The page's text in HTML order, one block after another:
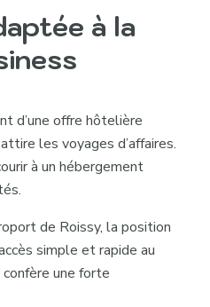
à la
d’une offre hôtelière
les voyages d’affaires.
à un hébergement
de Roissy, la position
simple et rapide au
une forte